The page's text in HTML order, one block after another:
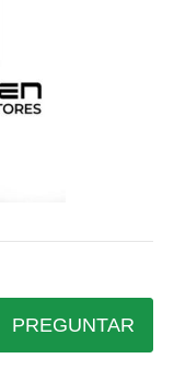
PREGUNTAR